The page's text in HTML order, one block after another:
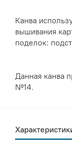
Канва
вышивания
поделок:
Данная канва
№14.